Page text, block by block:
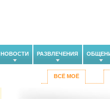
НОВОСТИ РАЗВЛЕЧЕНИЯ
ВСЁ МОЁ